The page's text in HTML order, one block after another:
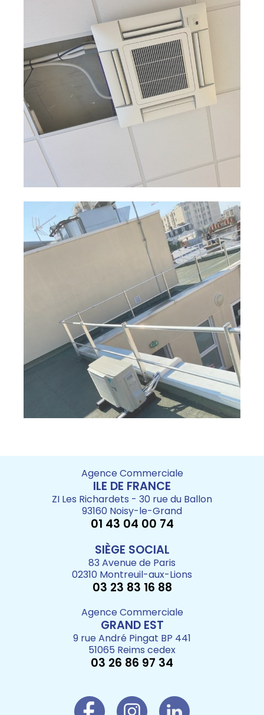
Agence Commerciale
ILE DE FRANCE
ZI Les Richardets - 30 rue du Ballon
93160 Noisy-le-Grand
01 43 04 00 74
SIÈGE SOCIAL
83 Avenue de Paris
02310 Montreuil-aux-Lions
03 23 83 16 88
Agence Commerciale
GRAND EST
9 rue André Pingat BP 441
51065 Reims cedex
03 26 86 97 34